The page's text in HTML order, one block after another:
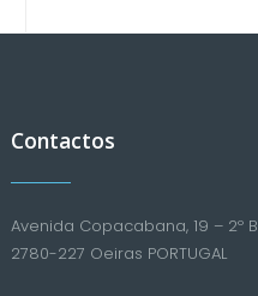
Contactos
Avenida Copacabana, 19 – 2º B
2780-227 Oeiras PORTUGAL